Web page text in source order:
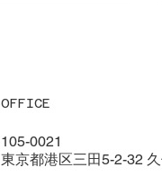
OFFICE
105-0021
東京都港区三田5-2-32